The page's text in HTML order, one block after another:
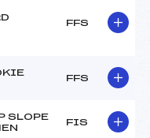
FFS
FFS
SLOPE
FIS